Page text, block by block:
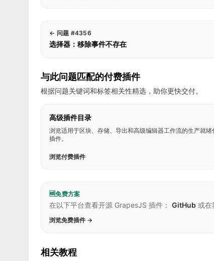
← 问题 #4356
选择器：移除事件不存在
与此问题匹配的付费插件
根据问题关键词和标签相关性精选，助你更快交付。
高级插件目录
浏览适用于区块、存储、导出和高级编辑器工作流的生产就绪
插件。
浏览付费插件
🆓免费方案
在以下平台查看开源 GrapesJS 插件： GitHub 或在
浏览免费插件 →
相关教程